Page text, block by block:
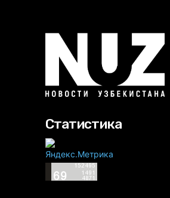
Статистика